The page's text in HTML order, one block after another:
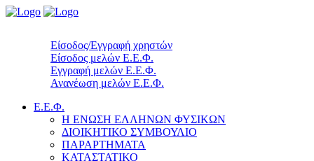
Είσοδος/Εγγραφή χρηστών
Είσοδος μελών Ε.Ε.Φ.
Εγγραφή μελών Ε.Ε.Φ.
Ανανέωση μελών Ε.Ε.Φ.
Ε.Ε.Φ.
Η ΕΝΩΣΗ ΕΛΛΗΝΩΝ ΦΥΣΙΚΩΝ
ΔΙΟΙΚΗΤΙΚΟ ΣΥΜΒΟΥΛΙΟ
ΠΑΡΑΡΤΗΜΑΤΑ
ΚΑΤΑΣΤΑΤΙΚΟ